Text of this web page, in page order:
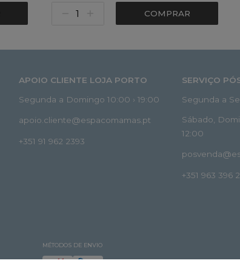
COMPRAR
APOIO CLIENTE LOJA PORTO
Segunda a Domingo 10:00 › 19:00
apoio.cliente@espacomamas.pt
+351 91 962 2393
SERVIÇO
Segunda a
Sábado,
12:00
+351 963 396
MÉTODOS DE ENVIO